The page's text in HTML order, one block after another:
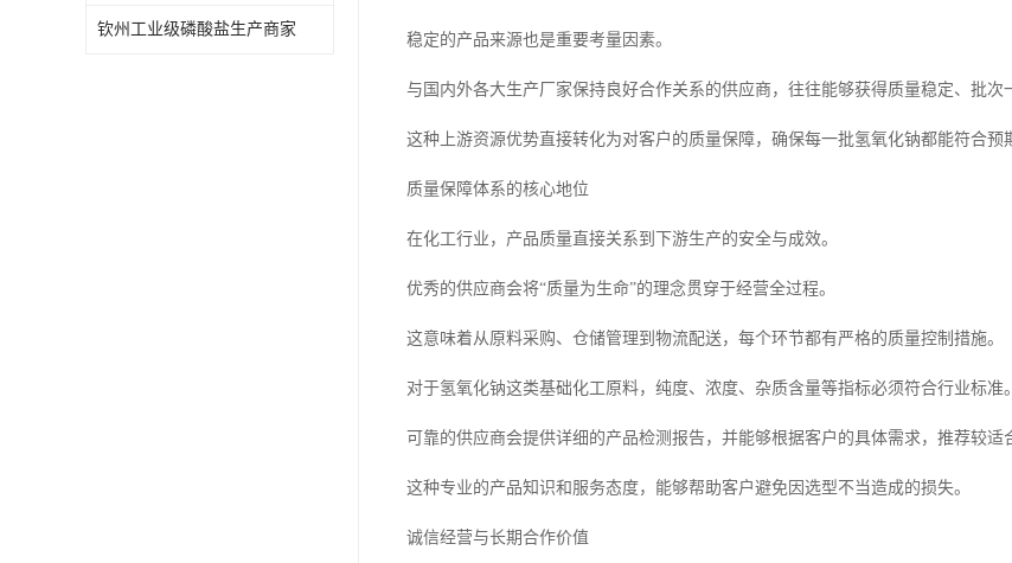
钦州工业级磷酸盐生产商家
稳定的产品来源也是重要考量因素。
与国内外各大生产厂家保持良好合作关系的供应商，往往能够获得质量稳定、批次
这种上游资源优势直接转化为对客户的质量保障，确保每一批氢氧化钠都能符合预
质量保障体系的核心地位
在化工行业，产品质量直接关系到下游生产的安全与成效。
优秀的供应商会将“质量为生命”的理念贯穿于经营全过程。
这意味着从原料采购、仓储管理到物流配送，每个环节都有严格的质量控制措施。
对于氢氧化钠这类基础化工原料，纯度、浓度、杂质含量等指标必须符合行业标准。
可靠的供应商会提供详细的产品检测报告，并能够根据客户的具体需求，推荐较适
这种专业的产品知识和服务态度，能够帮助客户避免因选型不当造成的损失。
诚信经营与长期合作价值